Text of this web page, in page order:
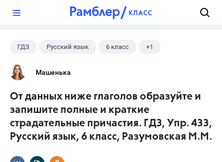
ГДЗ Русский язык 6 класс +1
Разумовская М.М.
Машенька
От данных ниже глаголов образуйте и
запишите полные и краткие
страдательные причастия. ГДЗ, Упр. 433,
Русский язык, 6 класс, Разумовская М.М.